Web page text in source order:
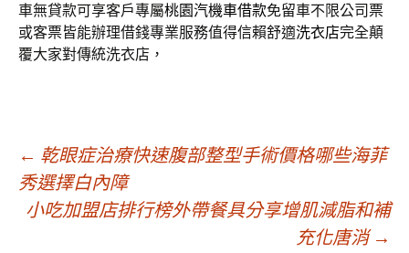
車無貸款可享客戶專屬桃園汽機車借款免留車不限公司票
或客票皆能辦理借錢專業服務值得信賴舒適洗衣店完全顛
覆大家對傳統洗衣店，
文
章
← 乾眼症治療快速腹部整型手術價格哪些海菲
秀選擇白內障
小吃加盟店排行榜外帶餐具分享增肌減脂和補
充化唐消 →